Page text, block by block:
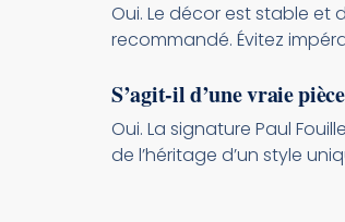
Oui. Le décor est stable et
recommandé. Évitez
S’agit-il d’une vraie
Oui. La signature Paul
de l’héritage d’un style